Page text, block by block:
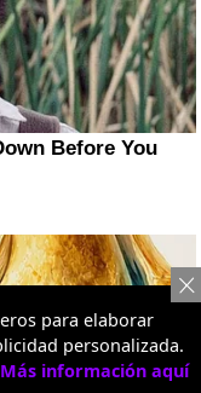
para elaborar
personalizada.
Más información aquí